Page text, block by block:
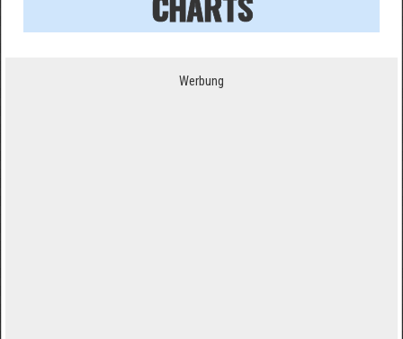
Werbung